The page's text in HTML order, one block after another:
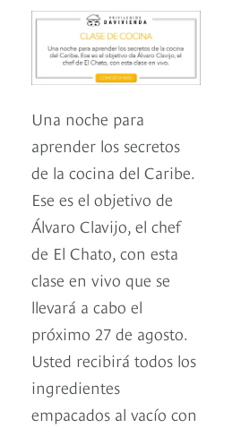
Una noche para
aprender los secretos
de la cocina del Caribe.
Ese es el objetivo de
Álvaro Clavijo, el chef
de El Chato, con esta
clase en vivo que se
llevará a cabo el
próximo 27 de agosto.
Usted recibirá todos los
ingredientes
empacados al vacío con